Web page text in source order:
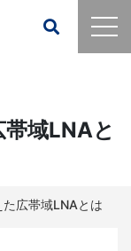
域LNAと
広帯域LNAとは